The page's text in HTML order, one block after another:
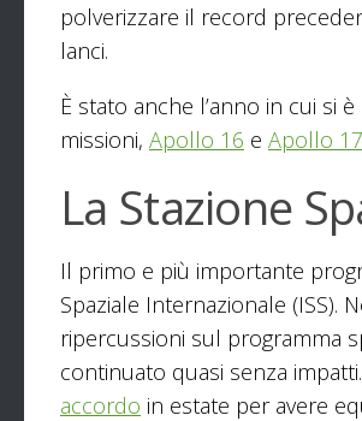
polverizzare il record
lanci.
È stato anche l’anno in cui si
missioni, Apollo 16 e Apollo 17
La Stazione
Il primo e più importante
Spaziale Internazionale
ripercussioni sul programma
continuato quasi senza
accordo in estate per avere